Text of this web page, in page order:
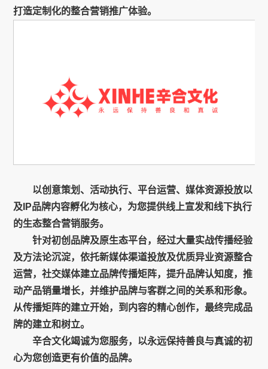
打造定制化的整合营销推广体验。
以创意策划、活动执行、平台运营、媒体资源投放以
及 IP品牌内容孵化为核心，为您提供线上宣发和线下执行
的生态整合营销服务。
针对初创品牌及原生态平台，经过大量实战传播经验
及方法论沉淀，依托新媒体渠道投放及优质异业资源整合
运营，社交媒体建立品牌传播矩阵，提升品牌认知度，推
动产品销量增长，并维护品牌与客群之间的关系和形象。
从传播矩阵的建立开始，到内容的精心创作，最终完成品
牌的建立和树立。
辛合文化竭诚为您服务，以永远保持善良与真诚的初
心为您创造更有价值的品牌。